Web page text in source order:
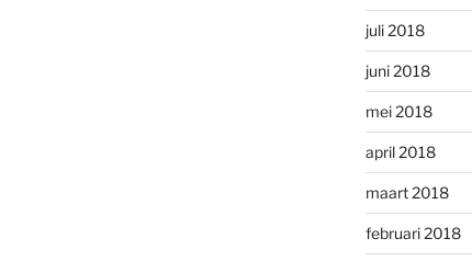
juli 2018
juni 2018
mei 2018
april 2018
maart 2018
februari 2018